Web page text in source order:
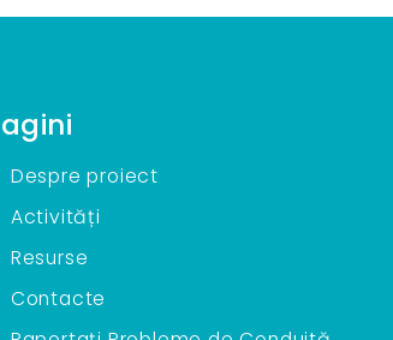
Despre proiect
Activități
Resurse
Contacte